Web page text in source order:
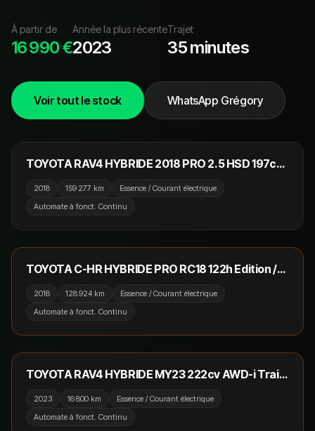
À partir de
16 990 €
Année la plus récente
2023
Trajet
35 minutes
Voir tout le stock
WhatsApp Grégory
17 990 €
TOYOTA RAV4 HYBRIDE 2018 PRO 2.5 HSD 197cv
2018 159 277 km
Essence / Courant électrique
Automate à fonct. Continu
RÉSERVÉ
16 990 €
TOYOTA C-HR HYBRIDE PRO RC18 122h Edition /
2018 128 924 km
Essence / Courant électrique
Automate à fonct. Continu
RÉSERVÉ
42 990 €
TOYOTA RAV4 HYBRIDE MY23 222cv AWD-i Trail /
2023 16 800 km
Essence / Courant électrique
Automate à fonct. Continu